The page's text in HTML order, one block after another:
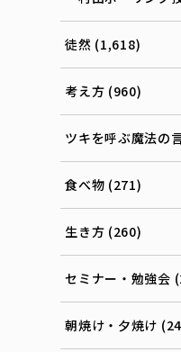
徒然 (1,618)
考え方 (960)
ツキを呼ぶ魔法の
食べ物 (271)
生き方 (260)
セミナー・勉強会
朝焼け・夕焼け